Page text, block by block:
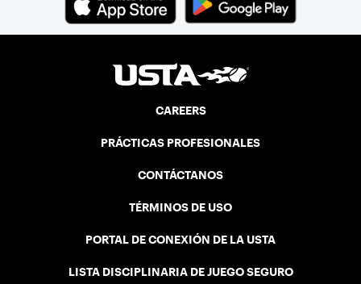
CAREERS
PRÁCTICAS PROFESIONALES
CONTÁCTANOS
TÉRMINOS DE USO
PORTAL DE CONEXIÓN DE LA USTA
LISTA DISCIPLINARIA DE JUEGO SEGURO